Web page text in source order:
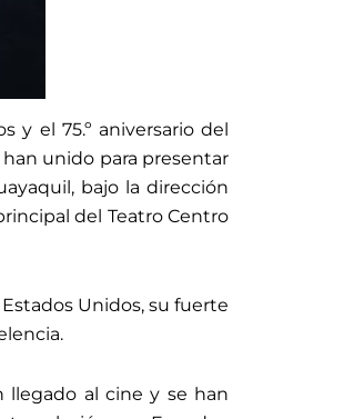
y el 75.º aniversario del
han unido para presentar
bajo la dirección
del Teatro Centro
Unidos, su fuerte
llegado al cine y se han